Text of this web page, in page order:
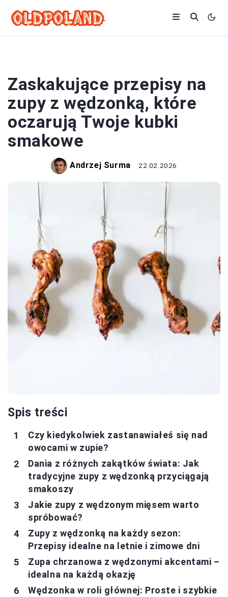
Zaskakujące przepisy na
zupy z wędzonką, które
oczarują Twoje kubki
smakowe
Andrzej Surma 22.02.2026
Spis treści
Czy kiedykolwiek zastanawiałeś się nad
owocami w zupie?
Dania z różnych zakątków świata: Jak
tradycyjne zupy z wędzonką przyciągają
smakoszy
Jakie zupy z wędzonym mięsem warto
spróbować?
Zupy z wędzonką na każdy sezon:
Przepisy idealne na letnie i zimowe dni
Zupa chrzanowa z wędzonymi akcentami –
idealna na każdą okazję
Wędzonka w roli głównej: Proste i szybkie